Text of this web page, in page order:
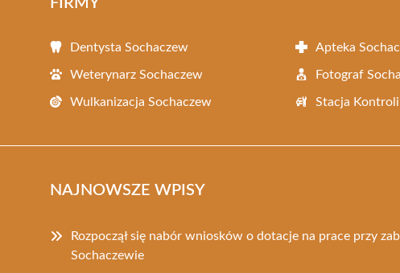
Dentysta Sochaczew Apteka
Weterynarz Sochaczew Fotograf
Wulkanizacja Sochaczew Stacja
NAJNOWSZE WPISY
Rozpoczął się nabór wniosków o dotacje na prace przy
Sochaczewie